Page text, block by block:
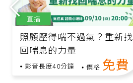
照顧壓得喘不過氣？重新找
回喘息的力量
影音長度40分鐘 價格 免費
直播